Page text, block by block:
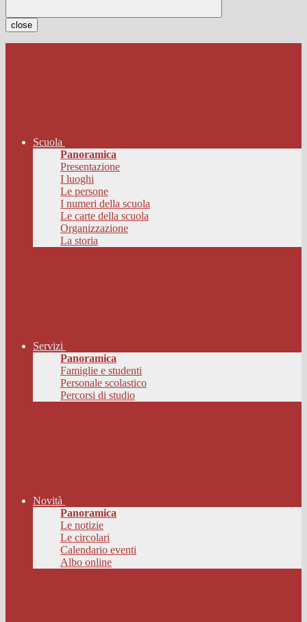
close
Scuola
Panoramica
Presentazione
I luoghi
Le persone
I numeri della scuola
Le carte della scuola
Organizzazione
La storia
Servizi
Panoramica
Famiglie e studenti
Personale scolastico
Percorsi di studio
Novità
Panoramica
Le notizie
Le circolari
Calendario eventi
Albo online